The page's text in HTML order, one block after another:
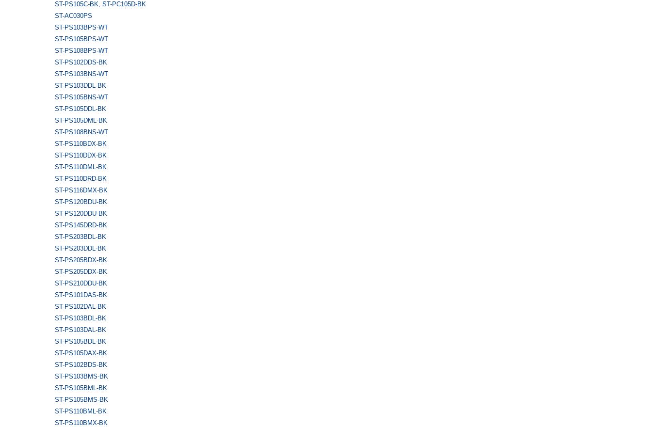
ST-PS105C-BK, ST-PC105D-BK
ST-AC030PS
ST-PS103BPS-WT
ST-PS105BPS-WT
ST-PS108BPS-WT
ST-PS102DDS-BK
ST-PS103BNS-WT
ST-PS103DDL-BK
ST-PS105BNS-WT
ST-PS105DDL-BK
ST-PS105DML-BK
ST-PS108BNS-WT
ST-PS110BDX-BK
ST-PS110DDX-BK
ST-PS110DML-BK
ST-PS110DRD-BK
ST-PS116DMX-BK
ST-PS120BDU-BK
ST-PS120DDU-BK
ST-PS145DRD-BK
ST-PS203BDL-BK
ST-PS203DDL-BK
ST-PS205BDX-BK
ST-PS205DDX-BK
ST-PS210DDU-BK
ST-PS101DAS-BK
ST-PS102DAL-BK
ST-PS103BDL-BK
ST-PS103DAL-BK
ST-PS105BDL-BK
ST-PS105DAX-BK
ST-PS102BDS-BK
ST-PS103BMS-BK
ST-PS105BML-BK
ST-PS105BMS-BK
ST-PS110BML-BK
ST-PS110BMX-BK